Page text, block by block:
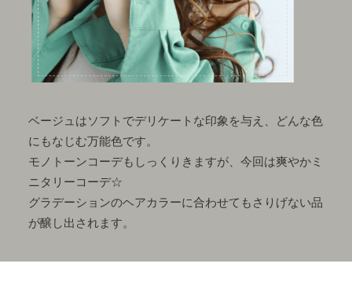
ベージュはソフトでデリケートな印象を与え、どんな色
にもなじむ万能色です。
モノトーンコーデもしっくりきますが、今回は爽やかミ
ニタリーコーデ☆
グラデーションのヘアカラーに合わせてもさりげない品
が醸し出されます。